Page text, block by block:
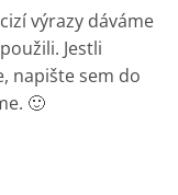
výrazy dáváme
Jestli
napište sem do
🙂